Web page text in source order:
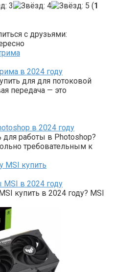
(1
с друзьями:
в 2024 году
для для потоковой
передача — это
в 2024 году
работы в Photoshop?
требовательным к
в 2024 году
купить в 2024 году? MSI